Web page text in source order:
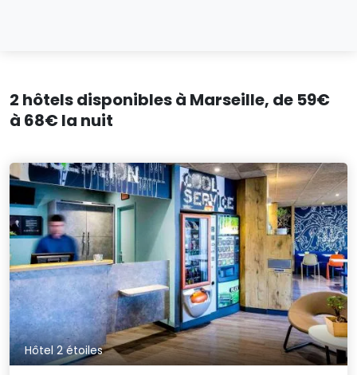
2 hôtels disponibles à Marseille, de 59€
à 68€ la nuit
Hôtel 2 étoiles